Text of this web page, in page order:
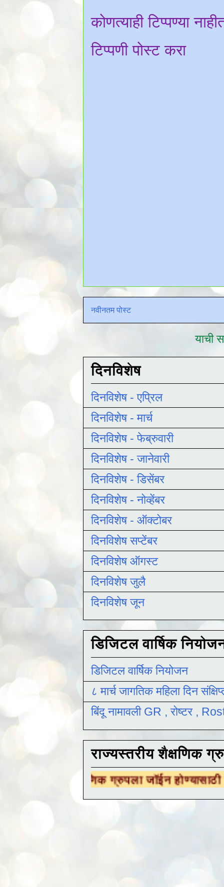
कोणत्याही टिप्पण्‍या
टिप्पणी पोस्ट करा
नवीनतम पोस्ट
याची
दिनविशेष
दिनविशेष - एप्रिल
दिनविशेष - मार्च
दिनविशेष - फेब्रुवारी
दिनविशेष - जानेवारी
दिनविशेष - डिसेंबर
दिनविशेष - नोव्हेंबर
दिनविशेष - ऑक्टोबर
दिनविशेष सप्टेंबर
दिनविशेष ऑगस्ट
दिनविशेष जुलै
दिनविशेष जून
डिजिटल वार्षिक
डिजिटल वार्षिक नियोजन
८ मार्च जागतिक महिला दिन
बिंदू नामावली GR , रोष्टर ,
राज्यस्तरीय शैक्षणिक
शैक्षणिक ग्रुपला जॉईन होण्यासाठीयेथे क्लिक